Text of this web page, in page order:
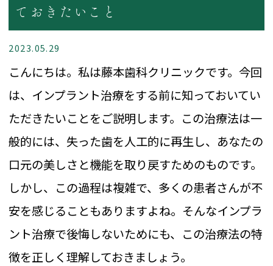
ておきたいこと
2023.05.29
こんにちは。私は藤本歯科クリニックです。今回
は、インプラント治療をする前に知っておいてい
ただきたいことをご説明します。この治療法は一
般的には、失った歯を人工的に再生し、あなたの
口元の美しさと機能を取り戻すためのものです。
しかし、この過程は複雑で、多くの患者さんが不
安を感じることもありますよね。そんなインプラ
ント治療で後悔しないためにも、この治療法の特
徴を正しく理解しておきましょう。